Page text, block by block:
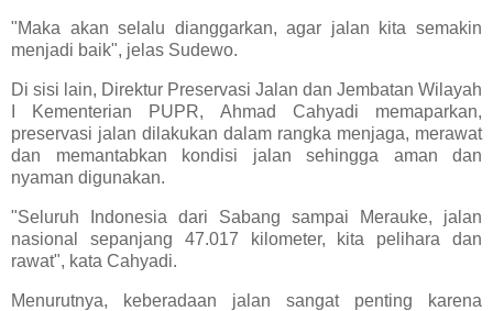
"Maka akan selalu dianggarkan, agar jalan kita semakin
menjadi baik", jelas Sudewo.
Di sisi lain, Direktur Preservasi Jalan dan Jembatan Wilayah
I Kementerian PUPR, Ahmad Cahyadi memaparkan,
preservasi jalan dilakukan dalam rangka menjaga, merawat
dan memantabkan kondisi jalan sehingga aman dan
nyaman digunakan.
"Seluruh Indonesia dari Sabang sampai Merauke, jalan
nasional sepanjang 47.017 kilometer, kita pelihara dan
rawat", kata Cahyadi.
Menurutnya, keberadaan jalan sangat penting karena